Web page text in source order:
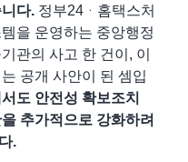
다. 정부24ᆞ홈택스처
을 운영하는 중앙행정
관의 사고 한 건이, 이
공개 사안이 된 셈입
도 안전성 확보조치
추가적으로 강화하려
.